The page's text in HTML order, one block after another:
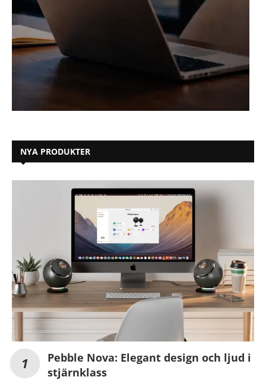
NYA PRODUKTER
Pebble Nova: Elegant design och ljud i
stjärnklass